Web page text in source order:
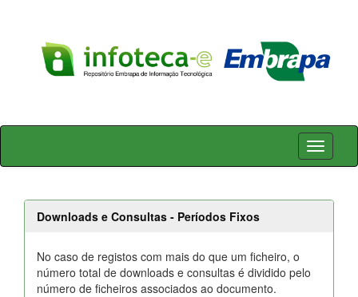
Skip
Downloads e Consultas - Períodos Fixos
No caso de registos com mais do que um ficheiro, o
número total de downloads e consultas é dividido pelo
número de ficheiros associados ao documento.